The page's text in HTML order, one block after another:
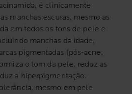
é clinicamente
manchas escuras, mesmo as
em todos os tons de pele e
manchas da idade,
pigmentadas (pós-acne,
o tom da pele, reduz as
a hiperpigmentação.
mesmo em pele